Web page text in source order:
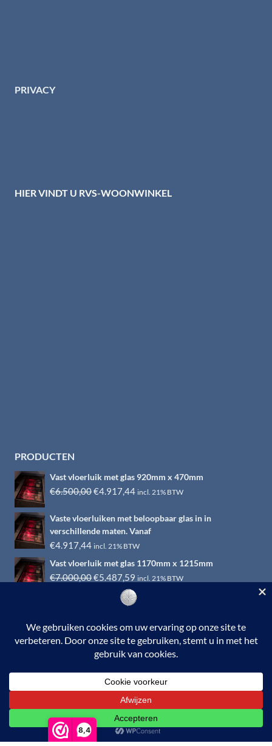
8,4
PRIVACY
HIER VINDT U RVS-WOONWINKEL
PRODUCTEN
Vast vloerluik met glas 920mm x 470mm
€6.500,00Oorspronkelijke
was:
€6.500,00.
€4.917,44Huidige
is:
€4.917,44.
incl. 21% BTW
Vaste vloerluiken met beloopbaar glas in in
verschillende maten. Vanaf
€4.917,44 incl. 21% BTW
Vast vloerluik met glas 1170mm x 1215mm
€7.000,00Oorspronkelijke
€5.487,59 Huidige
prijs
is:
incl. 21% BTW
© 2026 RVS-woonwinkel.nl is een onderdeel van HTI-RVS |
BTW nr. NL002145483B31 | KvKnr. 09088773 | NL95
RABO 010.12.95.251 | Web ontwerp:EYE-
GRAPHICSOtterlo.